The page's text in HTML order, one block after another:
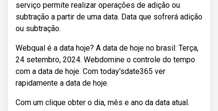
serviço permite realizar operações de adição ou
subtração a partir de uma data. Data que sofrerá adição
ou subtração.
Webqual é a data hoje? A data de hoje no brasil: Terça,
24 setembro, 2024. Webdomine o controle do tempo
com a data de hoje. Com today'sdate365 ver
rapidamente a data de hoje.
Com um clique obter o dia, mês e ano da data atual.